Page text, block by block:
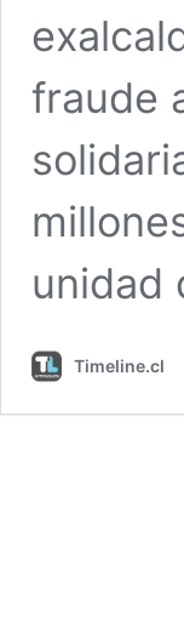
fraude
unidad
Timeline.cl